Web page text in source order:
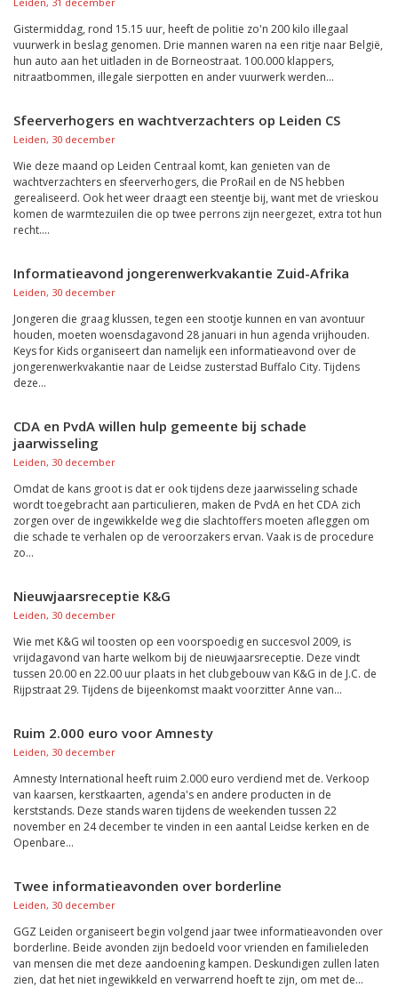
Gistermiddag, rond 15.15 uur, heeft de politie zo'n 200 kilo illegaal
vuurwerk in beslag genomen. Drie mannen waren na een ritje naar België,
hun auto aan het uitladen in de Borneostraat. 100.000 klappers,
nitraatbommen, illegale sierpotten en ander vuurwerk werden...
Sfeerverhogers en wachtverzachters op Leiden CS
Leiden, 30 december
Wie deze maand op Leiden Centraal komt, kan genieten van de
wachtverzachters en sfeerverhogers, die ProRail en de NS hebben
gerealiseerd. Ook het weer draagt een steentje bij, want met de vrieskou
komen de warmtezuilen die op twee perrons zijn neergezet, extra tot hun
recht....
Informatieavond jongerenwerkvakantie Zuid-Afrika
Leiden, 30 december
Jongeren die graag klussen, tegen een stootje kunnen en van avontuur
houden, moeten woensdagavond 28 januari in hun agenda vrijhouden.
Keys for Kids organiseert dan namelijk een informatieavond over de
jongerenwerkvakantie naar de Leidse zusterstad Buffalo City. Tijdens
deze...
CDA en PvdA willen hulp gemeente bij schade
jaarwisseling
Leiden, 30 december
Omdat de kans groot is dat er ook tijdens deze jaarwisseling schade
wordt toegebracht aan particulieren, maken de PvdA en het CDA zich
zorgen over de ingewikkelde weg die slachtoffers moeten afleggen om
die schade te verhalen op de veroorzakers ervan. Vaak is de procedure
zo...
Nieuwjaarsreceptie K&G
Leiden, 30 december
Wie met K&G wil toosten op een voorspoedig en succesvol 2009, is
vrijdagavond van harte welkom bij de nieuwjaarsreceptie. Deze vindt
tussen 20.00 en 22.00 uur plaats in het clubgebouw van K&G in de J.C. de
Rijpstraat 29. Tijdens de bijeenkomst maakt voorzitter Anne van...
Ruim 2.000 euro voor Amnesty
Leiden, 30 december
Amnesty International heeft ruim 2.000 euro verdiend met de. Verkoop
van kaarsen, kerstkaarten, agenda's en andere producten in de
kerststands. Deze stands waren tijdens de weekenden tussen 22
november en 24 december te vinden in een aantal Leidse kerken en de
Openbare...
Twee informatieavonden over borderline
Leiden, 30 december
GGZ Leiden organiseert begin volgend jaar twee informatieavonden over
borderline. Beide avonden zijn bedoeld voor vrienden en familieleden
van mensen die met deze aandoening kampen. Deskundigen zullen laten
zien, dat het niet ingewikkeld en verwarrend hoeft te zijn, om met de...